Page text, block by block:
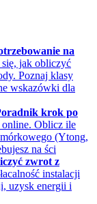
na
jak obliczyć
Poznaj klasy
wskazówki dla
krok po
Oblicz ile
(Ytong,
na ści
zwrot z
instalacji
uzysk energii i